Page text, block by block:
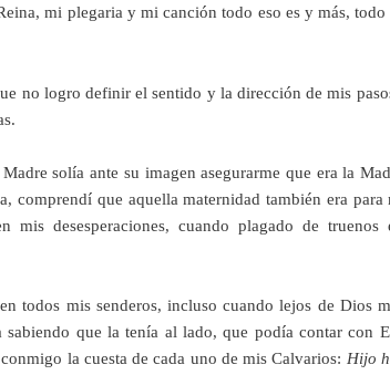
mi plegaria y mi canción todo eso es y más,
no logro definir el sentido y la dirección de mis
solía ante su imagen asegurarme que era la
comprendí que aquella maternidad también era
desesperaciones, cuando plagado de
todos mis senderos, incluso cuando lejos de Dios
sabiendo que la tenía al lado, que podía contar con
la cuesta de cada uno de mis Calvarios: Hijo